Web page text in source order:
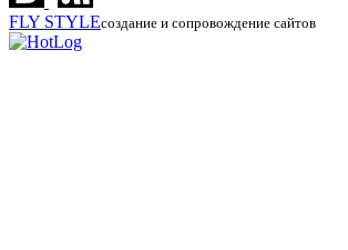
FLY STYLEсоздание и сопровождение сайтов